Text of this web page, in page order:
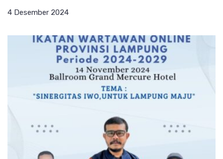
4 Desember 2024